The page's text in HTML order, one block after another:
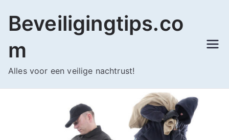
naar
inhoud
Beveiligingtips.co
m
Alles voor een veilige nachtrust!